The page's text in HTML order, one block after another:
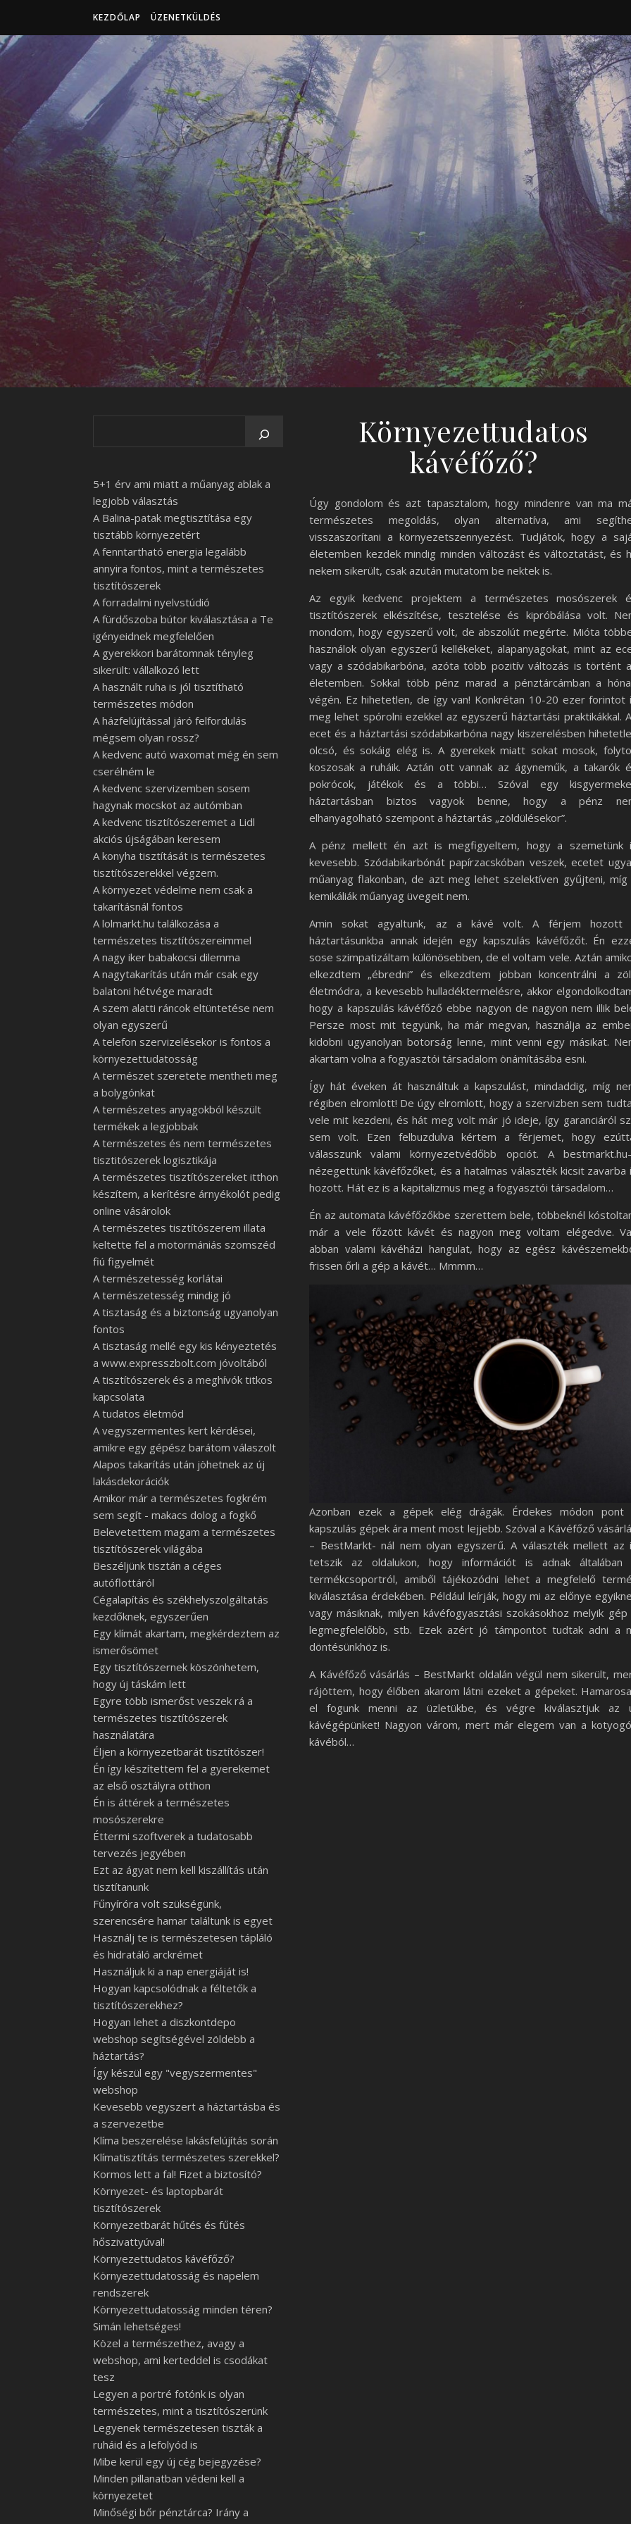
KEZDŐLAP ÜZENETKÜLDÉS
5+1 érv ami miatt a műanyag ablak a
legjobb választás
A Balina-patak megtisztítása egy
tisztább környezetért
A fenntartható energia legalább
annyira fontos, mint a természetes
tisztítószerek
A forradalmi nyelvstúdió
A fürdőszoba bútor kiválasztása a Te
igényeidnek megfelelően
A gyerekkori barátomnak tényleg
sikerült: vállalkozó lett
A használt ruha is jól tisztítható
természetes módon
A házfelújítással járó felfordulás
mégsem olyan rossz?
A kedvenc autó waxomat még én sem
cserélném le
A kedvenc szervizemben sosem
hagynak mocskot az autómban
A kedvenc tisztítószeremet a Lidl
akciós újságában keresem
A konyha tisztítását is természetes
tisztítószerekkel végzem.
A környezet védelme nem csak a
takarításnál fontos
A lolmarkt.hu találkozása a
természetes tisztítószereimmel
A nagy iker babakocsi dilemma
A nagytakarítás után már csak egy
balatoni hétvége maradt
A szem alatti ráncok eltüntetése nem
olyan egyszerű
A telefon szervizelésekor is fontos a
környezettudatosság
A természet szeretete mentheti meg
a bolygónkat
A természetes anyagokból készült
termékek a legjobbak
A természetes és nem természetes
tisztitószerek logisztikája
A természetes tisztítószereket itthon
készítem, a kerítésre árnyékolót pedig
online vásárolok
A természetes tisztítószerem illata
keltette fel a motormániás szomszéd
fiú figyelmét
A természetesség korlátai
A természetesség mindig jó
A tisztaság és a biztonság ugyanolyan
fontos
A tisztaság mellé egy kis kényeztetés
a www.expresszbolt.com jóvoltából
A tisztítószerek és a meghívók titkos
kapcsolata
A tudatos életmód
A vegyszermentes kert kérdései,
amikre egy gépész barátom válaszolt
Alapos takarítás után jöhetnek az új
lakásdekorációk
Amikor már a természetes fogkrém
sem segít - makacs dolog a fogkő
Belevetettem magam a természetes
tisztítószerek világába
Beszéljünk tisztán a céges
autóflottáról
Cégalapítás és székhelyszolgáltatás
kezdőknek, egyszerűen
Egy klímát akartam, megkérdeztem az
ismerősömet
Egy tisztítószernek köszönhetem,
hogy új táskám lett
Egyre több ismerőst veszek rá a
természetes tisztítószerek
használatára
Éljen a környezetbarát tisztítószer!
Én így készítettem fel a gyerekemet
az első osztályra otthon
Én is áttérek a természetes
mosószerekre
Éttermi szoftverek a tudatosabb
tervezés jegyében
Ezt az ágyat nem kell kiszállítás után
tisztítanunk
Fűnyíróra volt szükségünk,
szerencsére hamar találtunk is egyet
Használj te is természetesen tápláló
és hidratáló arckrémet
Használjuk ki a nap energiáját is!
Hogyan kapcsolódnak a féltetők a
tisztítószerekhez?
Hogyan lehet a diszkontdepo
webshop segítségével zöldebb a
háztartás?
Így készül egy "vegyszermentes"
webshop
Kevesebb vegyszert a háztartásba és
a szervezetbe
Klíma beszerelése lakásfelújítás során
Klímatisztítás természetes szerekkel?
Kormos lett a fal! Fizet a biztosító?
Környezet- és laptopbarát
tisztítószerek
Környezetbarát hűtés és fűtés
hőszivattyúval!
Környezettudatos kávéfőző?
Környezettudatosság és napelem
rendszerek
Környezettudatosság minden téren?
Simán lehetséges!
Közel a természethez, avagy a
webshop, ami kerteddel is csodákat
tesz
Legyen a portré fotónk is olyan
természetes, mint a tisztítószerünk
Legyenek természetesen tiszták a
ruháid és a lefolyód is
Mibe kerül egy új cég bejegyzése?
Minden pillanatban védeni kell a
környezetet
Minőségi bőr pénztárca? Irány a
Környezettudatos
kávéfőző?
Úgy gondolom és azt tapasztalom, hogy mindenre van ma
természetes megoldás, olyan alternatíva, ami
visszaszorítani a környezetszennyezést. Tudjátok, hogy a
életemben kezdek mindig minden változást és változtatást, és
nekem sikerült, csak azután mutatom be nektek is.
Az egyik kedvenc projektem a természetes mosószerek
tisztítószerek elkészítése, tesztelése és kipróbálása volt.
mondom, hogy egyszerű volt, de abszolút megérte. Mióta
használok olyan egyszerű kellékeket, alapanyagokat, mint az
vagy a szódabikarbóna, azóta több pozitív változás is történt
életemben. Sokkal több pénz marad a pénztárcámban a
végén. Ez hihetetlen, de így van! Konkrétan 10-20 ezer forintot
meg lehet spórolni ezekkel az egyszerű háztartási praktikákkal.
ecet és a háztartási szódabikarbóna nagy kiszerelésben
olcsó, és sokáig elég is. A gyerekek miatt sokat mosok,
koszosak a ruháik. Aztán ott vannak az ágyneműk, a takarók
pokrócok, játékok és a többi… Szóval egy
háztartásban biztos vagyok benne, hogy a pénz
elhanyagolható szempont a háztartás „zöldülésekor”.
A pénz mellett én azt is megfigyeltem, hogy a szemetünk
kevesebb. Szódabikarbónát papírzacskóban veszek, ecetet
műanyag flakonban, de azt meg lehet szelektíven gyűjteni, míg
kemikáliák műanyag üvegeit nem.
Amin sokat agyaltunk, az a kávé volt. A férjem hozott
háztartásunkba annak idején egy kapszulás kávéfőzőt. Én
sose szimpatizáltam különösebben, de el voltam vele. Aztán
elkezdtem „ébredni” és elkezdtem jobban koncentrálni a
életmódra, a kevesebb hulladéktermelésre, akkor
hogy a kapszulás kávéfőző ebbe nagyon de nagyon nem illik
Persze most mit tegyünk, ha már megvan, használja az
kidobni ugyanolyan botorság lenne, mint venni egy másikat.
akartam volna a fogyasztói társadalom önámításába esni.
Így hát éveken át használtuk a kapszulást, mindaddig, míg
régiben elromlott! De úgy elromlott, hogy a szervizben sem
vele mit kezdeni, és hát meg volt már jó ideje, így garanciáról
sem volt. Ezen felbuzdulva kértem a férjemet, hogy
válasszunk valami környezetvédőbb opciót. A
nézegettünk kávéfőzőket, és a hatalmas választék kicsit zavarba
hozott. Hát ez is a kapitalizmus meg a fogyasztói társadalom…
Én az automata kávéfőzőkbe szerettem bele, többeknél
már a vele főzött kávét és nagyon meg voltam elégedve.
abban valami kávéházi hangulat, hogy az egész
frissen őrli a gép a kávét… Mmmm…
Azonban ezek a gépek elég drágák. Érdekes módon pont
kapszulás gépek ára ment most lejjebb. Szóval a Kávéfőző
– BestMarkt- nál nem olyan egyszerű. A választék mellett az
tetszik az oldalukon, hogy információt is adnak általában
termékcsoportról, amiből tájékozódni lehet a megfelelő
kiválasztása érdekében. Például leírják, hogy mi az előnye
vagy másiknak, milyen kávéfogyasztási szokásokhoz melyik gép
legmegfelelőbb, stb. Ezek azért jó támpontot tudtak adni a
döntésünkhöz is.
A Kávéfőző vásárlás – BestMarkt oldalán végül nem sikerült,
rájöttem, hogy élőben akarom látni ezeket a gépeket.
el fogunk menni az üzletükbe, és végre kiválasztjuk az
kávégépünket! Nagyon várom, mert már elegem van a
kávéból…